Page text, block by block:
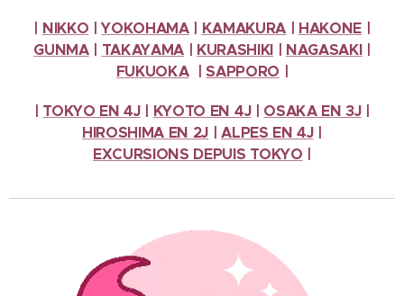
NIKKO |YOKOHAMA| KAMAKURA HAKONE
GUNMA| TAKAYAMA| KURASHIKI NAGASAKI|
FUKUOKA|SAPPORO
TOKYO EN 4J KYOTO EN 4J OSAKA EN 3J
HIROSHIMA EN 2J
|ALPES EN 4J
EXCURSIONS DEPUIS TOKYO